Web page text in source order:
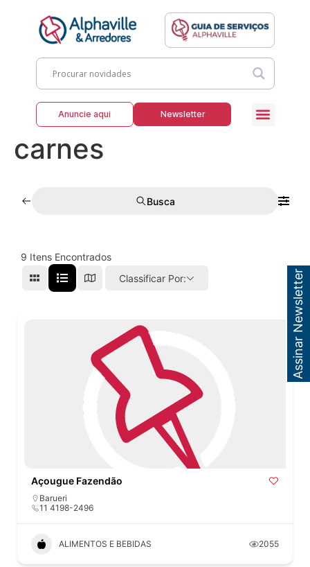
Anuncie aqui Newsletter
carnes
Busca
9 Itens Encontrados
Classificar Por:
Açougue Fazendão
Barueri
11 4198-2496
ALIMENTOS E BEBIDAS 2055
Assinar Newsletter